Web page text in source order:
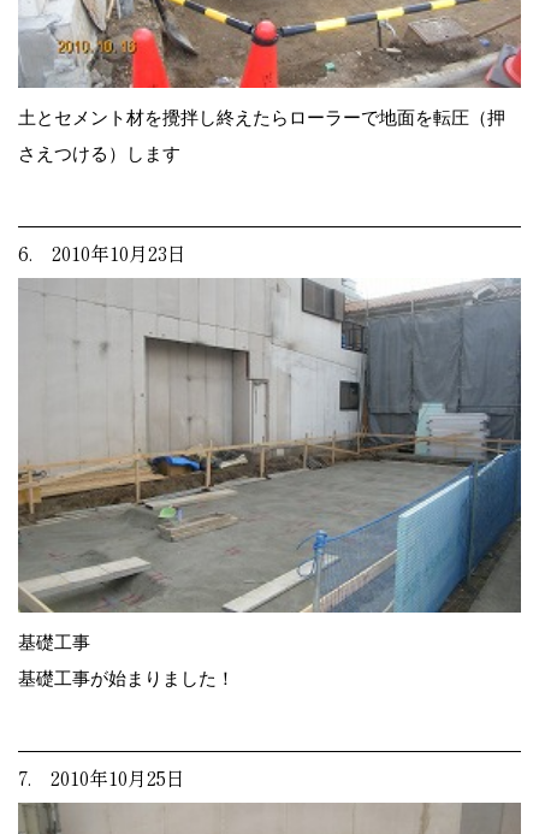
土とセメント材を攪拌し終えたらローラーで地面を転圧（押
さえつける）します
6. 2010年10月23日
基礎工事
基礎工事が始まりました！
7. 2010年10月25日